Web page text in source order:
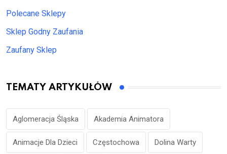
Polecane Sklepy
Sklep Godny Zaufania
Zaufany Sklep
TEMATY ARTYKUŁÓW
Aglomeracja Śląska Akademia Animatora
Animacje Dla Dzieci Częstochowa Dolina Warty